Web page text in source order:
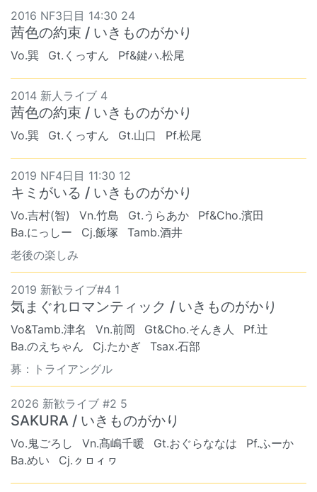
2016 NF3日目 14:30 24
茜色の約束 / いきものがかり
Vo.巽 Gt.くっすん Pf&鍵ハ.松尾
2014 新人ライブ 4
茜色の約束 / いきものがかり
Vo.巽 Gt.くっすん Gt.山口 Pf.松尾
2019 NF4日目 11:30 12
キミがいる / いきものがかり
Vo.吉村(智) Vn.竹島 Gt.うらあか
Pf&Cho.濱田
Ba.にっしー
Cj.飯塚
Tamb.酒井
老後の楽しみ
2019 新歓ライブ#4 1
気まぐれロマンティック / いきものがかり
Vo&Tamb.津名 Vn.前岡 Gt&Cho.そんき人
Pf.辻
Ba.のえちゃん
Cj.たかぎ
Tsax.石部
募：トライアングル
2026 新歓ライブ #2 5
SAKURA / いきものがかり
Vo.鬼ごろし Vn.髙嶋千暖 Gt.おぐらななは
Pf.ふーか
Ba.めい
Cj.ㇰㇿィヮ